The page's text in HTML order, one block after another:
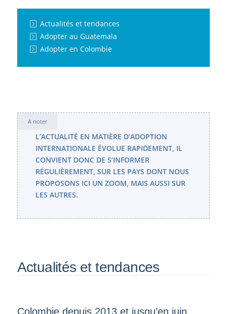
Actualités et tendances
Adopter au Guatemala
Adopter en Colombie
A noter
L’ACTUALITÉ EN MATIÈRE D’ADOPTION
INTERNATIONALE ÉVOLUE RAPIDEMENT, IL
CONVIENT DONC DE S’INFORMER
RÉGULIÈREMENT, SUR LES PAYS DONT NOUS
PROPOSONS ICI UN ZOOM, MAIS AUSSI SUR
LES AUTRES.
Actualités et tendances
Colombie depuis 2013 et jusqu’en juin